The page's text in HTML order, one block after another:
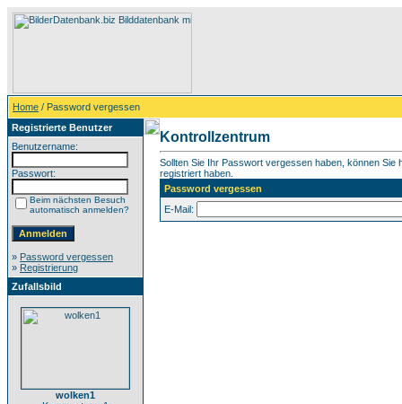
Home / Password vergessen
Registrierte Benutzer
Benutzername:
Passwort:
Beim nächsten Besuch
automatisch anmelden?
» Password vergessen
» Registrierung
Zufallsbild
wolken1
Kontrollzentrum
Sollten Sie Ihr Passwort vergessen haben, können
registriert haben.
Password vergessen
E-Mail: